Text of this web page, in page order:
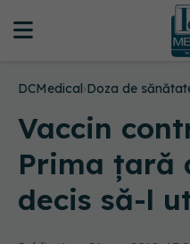
DCMedical›Doza de
Vaccin
Prima țară
decis să-l